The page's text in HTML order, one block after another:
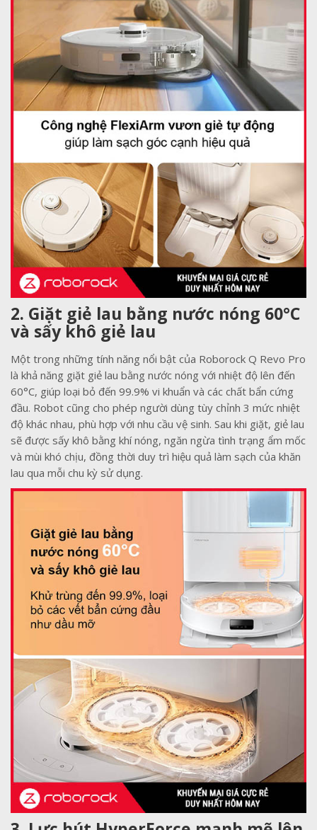
2. Giặt giẻ lau bằng nước nóng 60°C
và sấy khô giẻ lau
Một trong những tính năng nổi bật của Roborock Q Revo Pro
là khả năng giặt giẻ lau bằng nước nóng với nhiệt độ lên đến
60°C, giúp loại bỏ đến 99.9% vi khuẩn và các chất bẩn cứng
đầu. Robot cũng cho phép người dùng tùy chỉnh 3 mức nhiệt
độ khác nhau, phù hợp với nhu cầu vệ sinh. Sau khi giặt, giẻ lau
sẽ được sấy khô bằng khí nóng, ngăn ngừa tình trạng ẩm mốc
và mùi khó chịu, đồng thời duy trì hiệu quả làm sạch của khăn
lau qua mỗi chu kỳ sử dụng.